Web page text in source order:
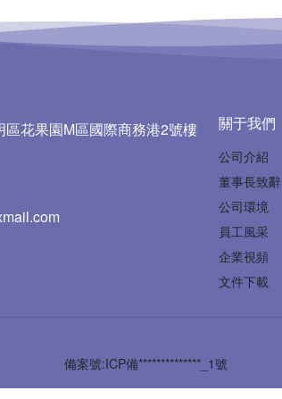
花果園M區國際商務港2號樓
關于我們
公司介紹
董事長致辭
公司環境
員工風采
企業視頻
文件下載
備案號:ICP備**************_1號